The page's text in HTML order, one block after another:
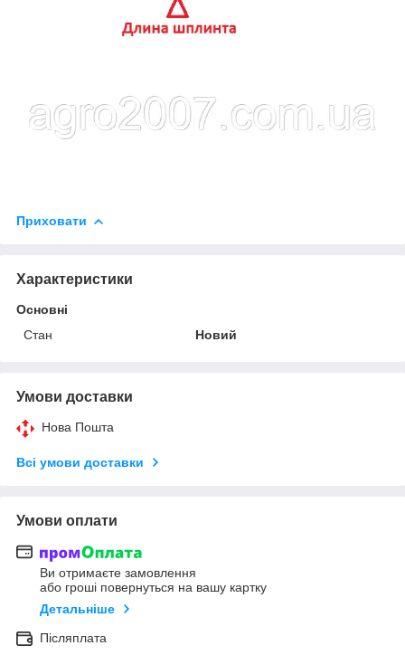
Приховати
Характеристики
Основні
Стан
Новий
Умови доставки
Нова Пошта
Всі умови доставки
Умови оплати
Ви отримаєте замовлення
або гроші повернуться на вашу картку
Детальніше
Післяплата